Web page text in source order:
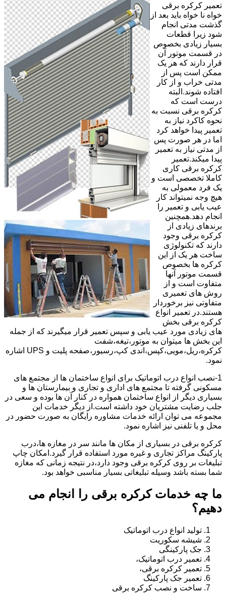
تعمیر کرکره برقی
خواه نا خواه باید بعد از
گذشت مدتی انجام
شود زیرا قطعات
بسیار زیادی بخصوص
در قسمت موتور آن
قرار دارند که هر یک
ممکن است پس از
مدتی خراب و از کار
افتاده شوند.البته
درست است که
کرکره برقی نسبت به
نحوه کاکرد نیاز به
تعمیر پیدا خواهد کرد
اما در هر صورت پس
از مدتی نیاز به تعمیر
پیدا میکند.تعمیر
کرکره برقی کاری
کاملا تخصصی است و
یک فرد معمولی به
هیچ وجه نمیتواند کار
عیب یابی و تعمیر را
انجام دهد.همچنین
برندهای زیادی از
کرکره برقی وجود
دارند که تکنولوژی
ساخت هر یک از این
کرکره ها بخصوص
قسمت موتور آنها
متفاوت است و از
روش های تعمیری
متفاوتی نیز برخوردار
هستند.در تعمیر انواع
کرکره برقی بخش
های زیادی مورد عیب یابی و سپس تعمیر قرار میگیرند که از جمله
این بخش ها میتوان به موتور،تیغه،شفت
کرکره،ریل،مویی،کپس،اندی کپ،رسیور،صفحه پلیت و UPS اشاره
نمود.
1-نصب انواع درب اتوماتیک برای انواع ساختمان ها از مجتمع های
مسکونی گرفته تا مجتمع های اداری و تجاری و بیمارستان ها و
بسیاری دیگر از انواع ساختمان همواره در کنار آن ها بوده و سعی در
جلب رضایت مشتریان خود داشته است.از دیگر خدمات این
مجموعه می توان ارائه خدمات مشاوره رایگان به صورت حضور در
محل و یا تلفنی نیز اشاره نمود.
کرکره برقی در بسیاری از مکان ها مانند سر در مغازه ها،درب
پارکینگ مراکز تجاری و غیره مورد استفاده قرار گیرد.امکان چاپ
تبلیغات بر روی کرکره برقی وجود دارد،در نتیجه زمانی که مغازه
شما بسته باشد وسیله تبلیغاتی بسیار مناسبی خواهد بود.
ما چه خدمات کرکره برقی را انجام می
دهیم؟
تولید انواع درب اتوماتیک
شیشه سکوریت
جک پارکینگی
تعمیر درب اتوماتیک،
تعمیر کرکره برقی،
تعمیر جک پارکینگ
ساخت و نصب کرکره برقی